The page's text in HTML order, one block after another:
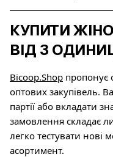
КУПИТИ
ВІД 3
Bicoop.Shop пропонує
оптових закупівель.
партії або вкладати
замовлення складає
легко тестувати нові
асортимент.